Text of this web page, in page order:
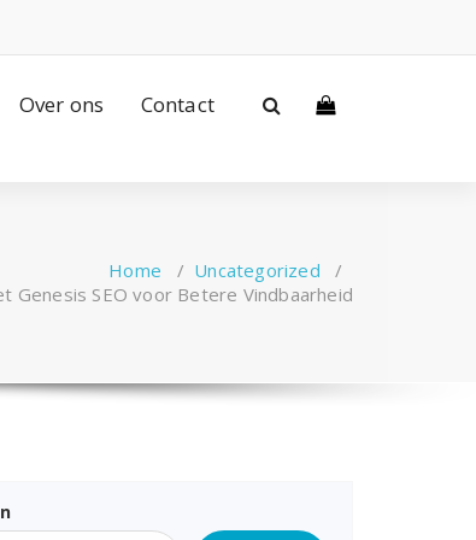
Over ons Contact
Home / Uncategorized /
Genesis SEO voor Betere Vindbaarheid